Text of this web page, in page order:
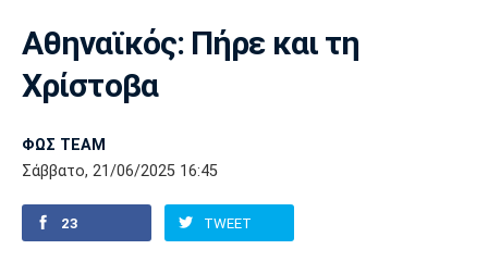
ΠΟΛΟ ΣΠΟΡ
AUTO-MOTO
Super League 1
Super League 2
Γ Εθνική
Ελλάδα
Μπάσκετ
Ελλάδα
Εθνική
EuroLeague
Ολυμπιακοί Αγώνες
Βόλεϊ
Πόλο
Ολυμπιακός
Παναθηναϊκός Ατρόμητος
Αθηναϊκός: Πήρε και τη
Χρίστοβα
ΦΩΣ TEAM
Σάββατο, 21/06/2025 16:45
23 TWEET